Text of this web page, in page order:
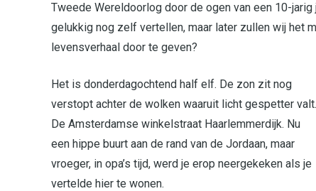
Tweede Wereldoorlog door de ogen van een 10-
gelukkig nog zelf vertellen, maar later zullen wij het
levensverhaal door te geven?
Het is donderdagochtend half elf. De zon zit nog
verstopt achter de wolken waaruit licht gespetter valt.
De Amsterdamse winkelstraat Haarlemmerdijk. Nu
een hippe buurt aan de rand van de Jordaan, maar
vroeger, in opa’s tijd, werd je erop neergekeken als je
vertelde hier te wonen.